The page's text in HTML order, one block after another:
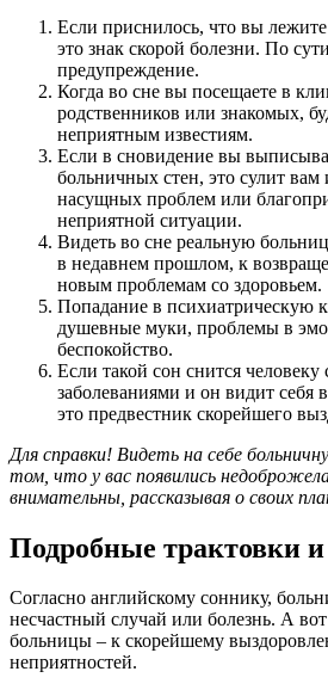
Если приснилось, что вы
это знак скорой болезни. По
предупреждение.
Когда во сне вы посещаете в
родственников или знакомых,
неприятным известиям.
Если в сновидение вы
больничных стен, это сулит вам
насущных проблем или
неприятной ситуации.
Видеть во сне реальную
в недавнем прошлом, к
новым проблемам со здоровьем.
Попадание в психиатрическую
душевные муки, проблемы в
беспокойство.
Если такой сон снится
заболеваниями и он видит себя
это предвестник скорейшего
Для справки! Видеть на себе
том, что у вас появились
внимательны, рассказывая о своих
Подробные трактовки
Согласно английскому соннику,
несчастный случай или болезнь. А
больницы – к скорейшему
неприятностей.